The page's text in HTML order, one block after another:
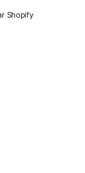
Shopify